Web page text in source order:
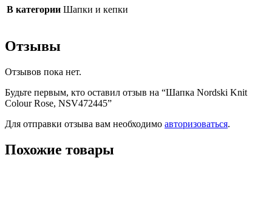
В категории Шапки и кепки
Отзывы
Отзывов пока нет.
Будьте первым, кто оставил отзыв на “Шaпка Nordski Knit
Colour Rose, NSV472445”
Для отправки отзыва вам необходимо авторизоваться.
Похожие товары